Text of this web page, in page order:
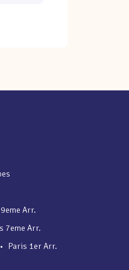
Arr.
7eme Arr.
• Paris 1er Arr.